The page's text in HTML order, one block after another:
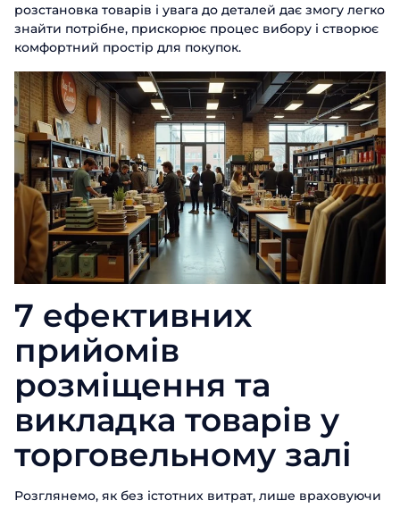
розстановка товарів і увага до деталей дає змогу легко
знайти потрібне, прискорює процес вибору і створює
комфортний простір для покупок.
7 ефективних
прийомів
розміщення та
викладка товарів у
торговельному залі
Розглянемо, як без істотних витрат, лише враховуючи